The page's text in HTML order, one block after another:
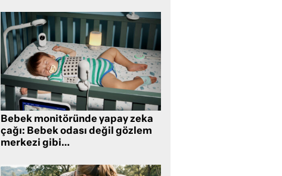
Bebek monitöründe yapay zeka
çağı: Bebek odası değil gözlem
merkezi gibi…